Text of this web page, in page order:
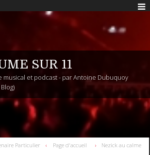
SUR 11
musical et podcast - par Antoine Dubuquoy
Particulier Page d'accueil Nezick au calme